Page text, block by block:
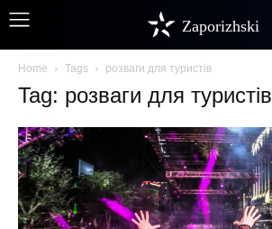
Zaporizhski
Home Tags розваги для туристів
Tag: розваги для туристів